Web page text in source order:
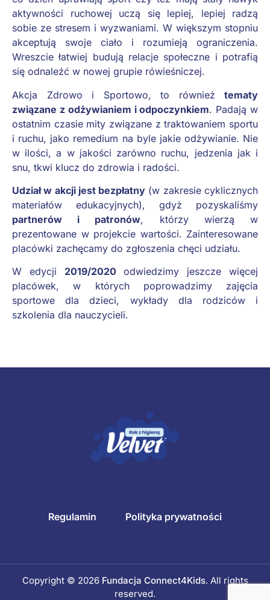
aktywności ruchowej uczą się lepiej, lepiej radzą
sobie ze stresem i wyzwaniami. W większym stopniu
akceptują swoje ciało i rozumieją ograniczenia.
Wreszcie łatwiej budują relacje społeczne i potrafią
się odnaleźć w nowej grupie rówieśniczej.
Akcja Zdrowo i Sportowo, to również tematy
związane z odżywianiem i odpoczynkiem. Padają w
ostatnim czasie mity związane z traktowaniem sportu
i ruchu, jako remedium na byle jakie odżywianie. Nie
w ilości, a w jakości zarówno ruchu, jedzenia jak i
snu, tkwi klucz do zdrowia i radości.
Udział w akcji jest bezpłatny (w zakresie cyklicznych
materiałów edukacyjnych), gdyż pozyskaliśmy
partnerów i patronów, którzy wierzą w
prezentowane w projekcie wartości. Zainteresowane
placówki zachęcamy do zgłoszenia chęci udziału.
W edycji 2019/2020 odwiedzimy jeszcze więcej
placówek, w których poprowadzimy zajęcia
sportowe dla dzieci, wykłady dla rodziców i
szkolenia dla nauczycieli.
Regulamin Polityka prywatności
Copyright © 2026 Fundacja Connect4Kids. All rights
reserved.